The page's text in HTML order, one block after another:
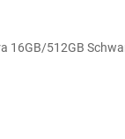
16GB/512GB